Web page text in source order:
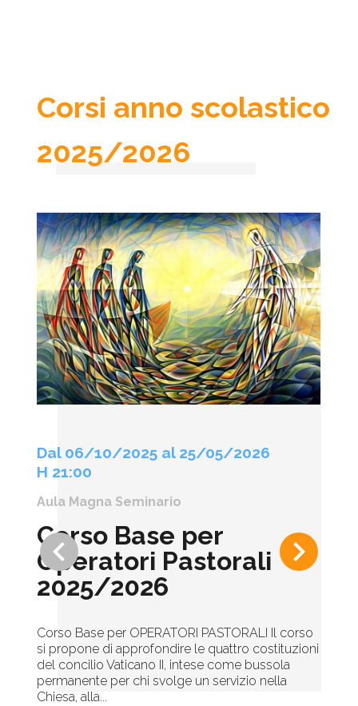
Corsi anno scolastico
2025/2026
keyboard_arrow_left keyboard_arrow_right
Dal 06/10/2025 al 25/05/2026
H 21:00
Aula Magna Seminario
Corso Base per
Operatori Pastorali
2025/2026
Corso Base per OPERATORI PASTORALI Il corso
si propone di approfondire le quattro costituzioni
del concilio Vaticano II, intese come bussola
permanente per chi svolge un servizio nella
Chiesa, alla...